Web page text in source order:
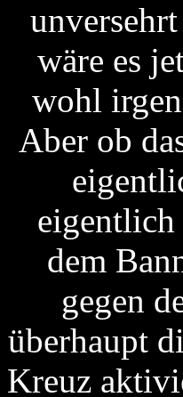
wäre es
wohl
Aber ob
eigentlich
dem
gegen
überhaupt
Kreuz